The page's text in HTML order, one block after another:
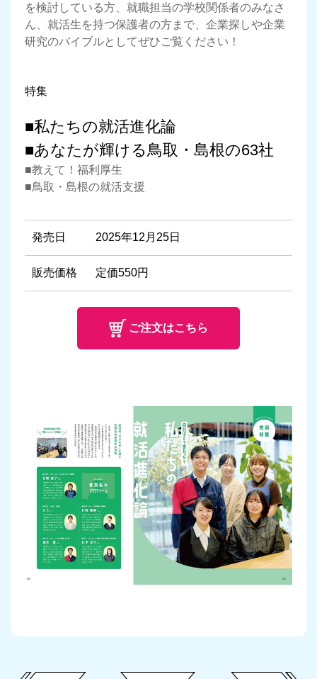
を検討している方、就職担当の学校関係者のみなさ
ん、就活生を持つ保護者の方まで、企業探しや企業
研究のバイブルとしてぜひご覧ください！
特集
■私たちの就活進化論
■あなたが輝ける鳥取・島根の63社
■教えて！福利厚生
■鳥取・島根の就活支援
発売日 2025年12月25日
販売価格 定価550円
ご注文はこちら